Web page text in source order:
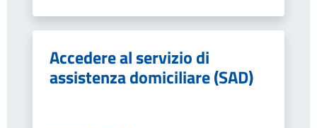
Accedere al servizio di
assistenza domiciliare (SAD)